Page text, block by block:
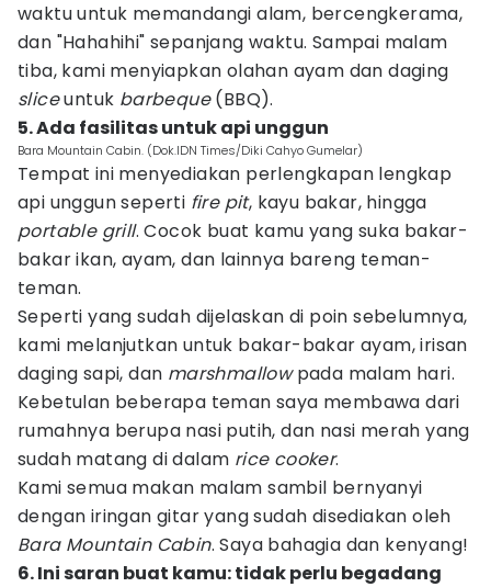
waktu untuk memandangi alam, bercengkerama,
dan "Hahahihi" sepanjang waktu. Sampai malam
tiba, kami menyiapkan olahan ayam dan daging
sliceuntuk barbeque(BBQ).
5. Ada fasilitas untuk api unggun
Bara Mountain Cabin. (Dok.IDN Times/Diki Cahyo Gumelar)
Tempat ini menyediakan perlengkapan lengkap
api unggun seperti fire pit, kayu bakar, hingga
portable grill. Cocok buat kamu yang suka bakar-
bakar ikan, ayam, dan lainnya bareng teman-
teman.
Seperti yang sudah dijelaskan di poin sebelumnya,
kami melanjutkan untuk bakar-bakar ayam, irisan
daging sapi, dan marshmallowpada malam hari.
Kebetulan beberapa teman saya membawa dari
rumahnya berupa nasi putih, dan nasi merah yang
sudah matang di dalam rice cooker.
Kami semua makan malam sambil bernyanyi
dengan iringan gitar yang sudah disediakan oleh
Bara Mountain Cabin. Saya bahagia dan kenyang!
6. Ini saran buat kamu: tidak perlu begadang